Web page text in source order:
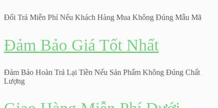
Đổi Trả Miễn Phí Nếu Khách Hàng Mua Không Đúng Mẫu Mã
Đảm Bảo Giá Tốt Nhất
Đảm Bảo Hoàn Trả Lại Tiền Nếu Sản Phẩm Không Đúng Chất
Lượng